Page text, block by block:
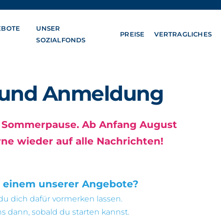
UNSER
SOZIALFONDS
PREISE VERTRAGLICHES
Anmeldung
Ab Anfang August
wieder auf alle Nachrichten!
einem unserer Angebote?
dich dafür vormerken lassen.
dann, sobald du starten kannst.